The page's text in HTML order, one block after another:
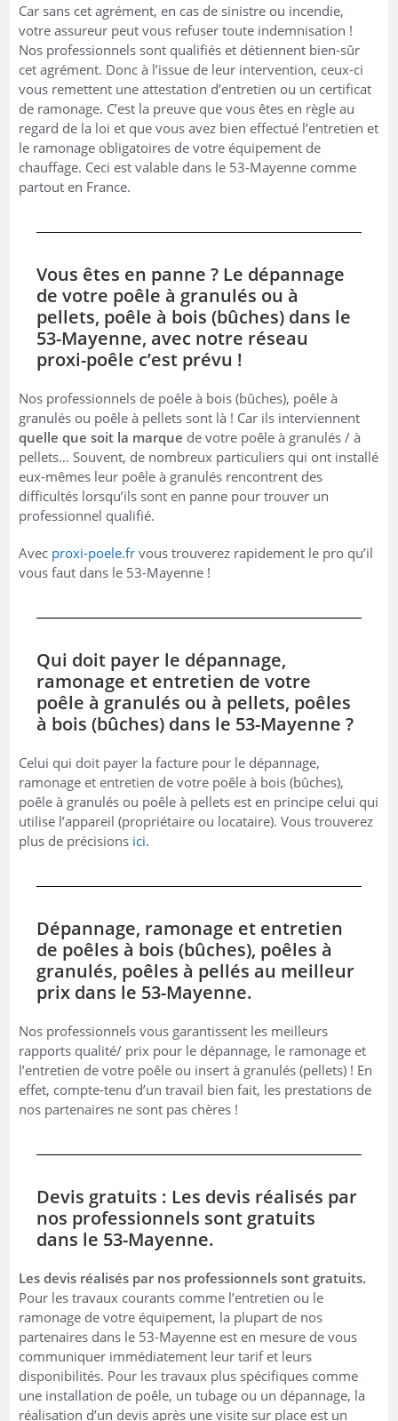
Car sans cet agrément, en cas de sinistre ou incendie,
votre assureur peut vous refuser toute indemnisation !
Nos professionnels sont qualifiés et détiennent bien-sûr
cet agrément. Donc à l’issue de leur intervention, ceux-ci
vous remettent une attestation d’entretien ou un certificat
de ramonage. C’est la preuve que vous êtes en règle au
regard de la loi et que vous avez bien effectué l’entretien et
le ramonage obligatoires de votre équipement de
chauffage. Ceci est valable dans le 53-Mayenne comme
partout en France.
Vous êtes en panne ? Le dépannage
de votre poêle à granulés ou à
pellets, poêle à bois (bûches) dans le
53-Mayenne, avec notre réseau
proxi-poêle c’est prévu !
Nos professionnels de poêle à bois (bûches), poêle à
granulés ou poêle à pellets sont là ! Car ils interviennent
quelle que soit la marque de votre poêle à granulés / à
pellets… Souvent, de nombreux particuliers qui ont installé
eux-mêmes leur poêle à granulés rencontrent des
difficultés lorsqu’ils sont en panne pour trouver un
professionnel qualifié.
Avec proxi-poele.fr vous trouverez rapidement le pro qu’il
vous faut dans le 53-Mayenne !
Qui doit payer le dépannage,
ramonage et entretien de votre
poêle à granulés ou à pellets, poêles
à bois (bûches) dans le 53-Mayenne ?
Celui qui doit payer la facture pour le dépannage,
ramonage et entretien de votre poêle à bois (bûches),
poêle à granulés ou poêle à pellets est en principe celui qui
utilise l’appareil (propriétaire ou locataire). Vous trouverez
plus de précisions ici.
Dépannage, ramonage et entretien
de poêles à bois (bûches), poêles à
granulés, poêles à pellés au meilleur
prix dans le 53-Mayenne.
Nos professionnels vous garantissent les meilleurs
rapports qualité/ prix pour le dépannage, le ramonage et
l’entretien de votre poêle ou insert à granulés (pellets) ! En
effet, compte-tenu d’un travail bien fait, les prestations de
nos partenaires ne sont pas chères !
Devis gratuits : Les devis réalisés par
nos professionnels sont gratuits
dans le 53-Mayenne.
Les devis réalisés par nos professionnels sont gratuits.
Pour les travaux courants comme l’entretien ou le
ramonage de votre équipement, la plupart de nos
partenaires dans le 53-Mayenne est en mesure de vous
communiquer immédiatement leur tarif et leurs
disponibilités. Pour les travaux plus spécifiques comme
une installation de poêle, un tubage ou un dépannage, la
réalisation d’un devis après une visite sur place est un